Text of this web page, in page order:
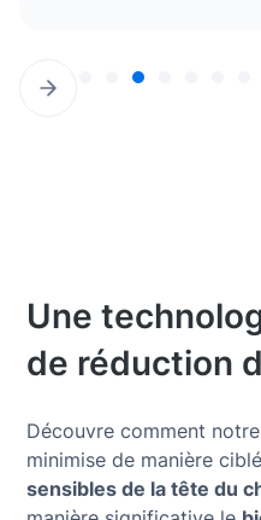
Une
de réduction
Découvre comment
minimise de manière
sensibles de la tête du